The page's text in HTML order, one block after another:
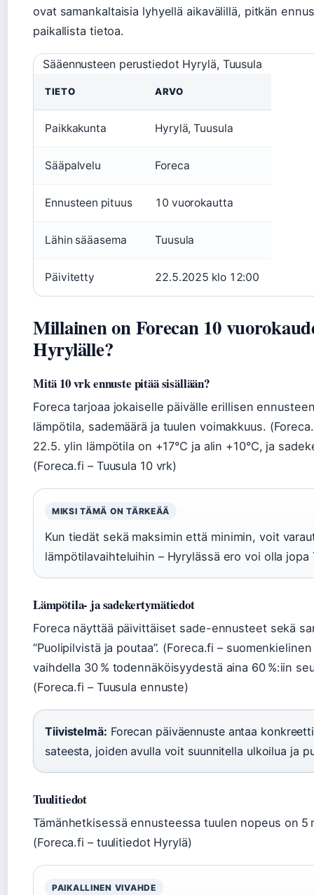
ovat samankaltaisia lyhyellä aikavälillä, pitkän
paikallista tietoa.
Sääennusteen perustiedot Hyrylä, Tuusula
TIETO ARVO
Paikkakunta Hyrylä, Tuusula
Sääpalvelu Foreca
Ennusteen pituus 10 vuorokautta
Lähin sääasema Tuusula
Päivitetty 22.5.2025 klo 12:00
Millainen on Forecan 10
Hyrylälle?
Mitä 10 vrk ennuste pitää sisällään?
Foreca tarjoaa jokaiselle päivälle erillisen
lämpötila, sademäärä ja tuulen voimakkuus.
22.5. ylin lämpötila on +17°C ja alin +10°C, ja
(Foreca.fi – Tuusula 10 vrk)
MIKSI TÄMÄ ON TÄRKEÄÄ
Kun tiedät sekä maksimin että minimin, voit
lämpötilavaihteluihin – Hyrylässä ero voi olla jopa
Lämpötila- ja sadekertymätiedot
Foreca näyttää päivittäiset sade-ennusteet sekä
“Puolipilvistä ja poutaa”. (Foreca.fi –
vaihdella 30 % todennäköisyydestä aina 60 %:iin
(Foreca.fi – Tuusula ennuste)
Tiivistelmä: Forecan päiväennuste antaa
sateesta, joiden avulla voit suunnitella ulkoilua ja
Tuulitiedot
Tämänhetkisessä ennusteessa tuulen nopeus on 5
(Foreca.fi – tuulitiedot Hyrylä)
PAIKALLINEN VIVAHDE